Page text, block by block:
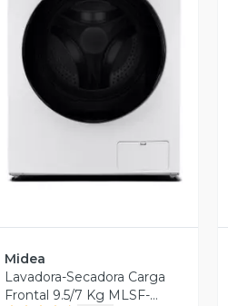
Vista Previa
Midea
Lavadora-Secadora Carga
Frontal 9.5/7 Kg MLSF-